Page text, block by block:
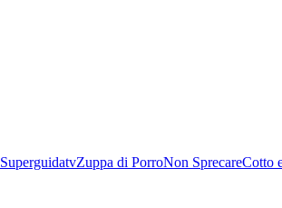
SuperguidatvZuppa di PorroNon SprecareCotto